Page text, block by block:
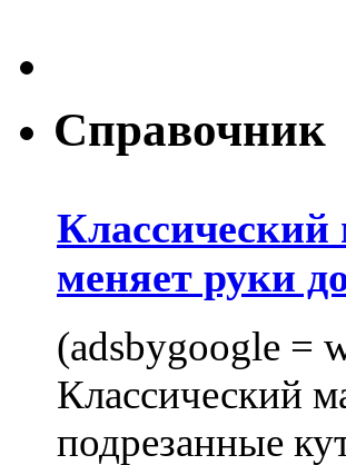
Справочник
меняет руки
(adsbygoogle =
Классический
подрезанные